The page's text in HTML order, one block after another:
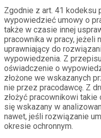
Zgodnie z art. 41 kodeksu
wypowiedzieć umowy o
także w czasie innej
pracownika w pracy, jeżeli
uprawniający do
wypowiedzenia. Z
oświadczenie o
złożone we wskazanych
nie przez pracodawcę. Z
złożyć pracownikowi
się wskazany w
nawet, jeśli rozwiązanie
okresie ochronnym.